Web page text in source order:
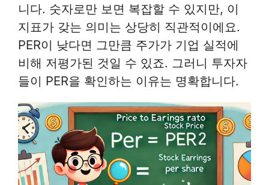
니다. 숫자로만 보면 복잡할 수 있지만, 이
지표가 갖는 의미는 상당히 직관적이에요.
PER이 낮다면 그만큼 주가가 기업 실적에
비해 저평가된 것일 수 있죠. 그러니 투자자
들이 PER을 확인하는 이유는 명확합니다.